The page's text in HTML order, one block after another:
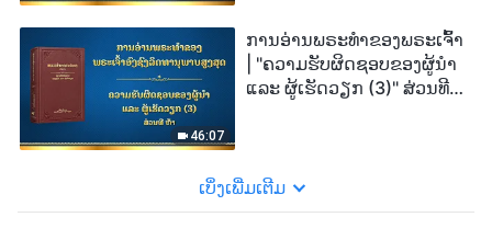
46:07
ການອ່ານພຣະທຳຂອງພຣະເຈົ້າ
| "ຄວາມຮັບຜິດຊອບຂອງຜູ້ນໍາ
ແລະ ຜູ້ເຮັດວຽກ (3)" ສ່ວນທີ
ເບິ່ງເພີ່ມເຕີມ